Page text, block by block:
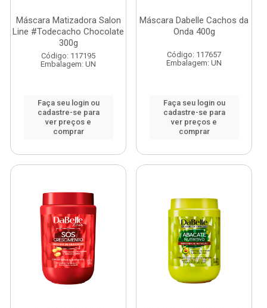
Máscara Matizadora Salon
Line #Todecacho Chocolate
300g
Código: 117195
Embalagem: UN
Faça seu login ou
cadastre-se para
ver preços e
comprar
Máscara Dabelle Cachos da
Onda 400g
Código: 117657
Embalagem: UN
Faça seu login ou
cadastre-se para
ver preços e
comprar